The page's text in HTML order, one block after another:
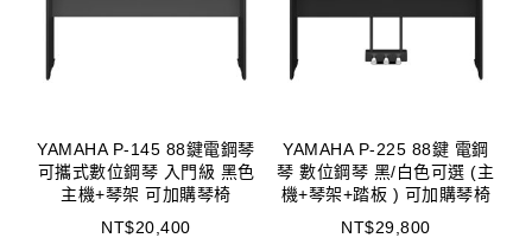
YAMAHA P-145 88鍵電鋼琴
可攜式數位鋼琴 入門級 黑色
主機+琴架 可加購琴椅
NT$20,400
YAMAHA P-225 88鍵 電鋼
琴 數位鋼琴 黑/白色可選 (主
機+琴架+踏板 ) 可加購琴椅
NT$29,800